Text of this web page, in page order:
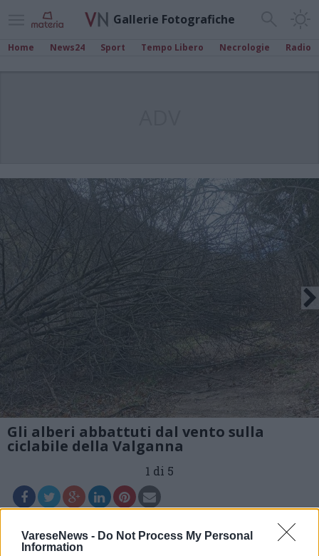
VareseNews - Do Not Process My Personal
Information
Gallerie Fotografiche
Home News24 Sport Tempo Libero Necrologie Radio
Gli alberi abbattuti dal vento sulla
ciclabile della Valganna
1 di 5
Il vento abbatte gli alberi sulla ciclabile della Valganna,
la Protezione civile risolve la situazione